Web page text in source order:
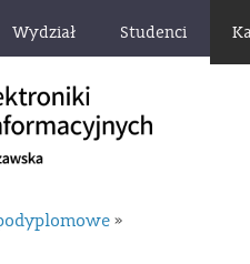
Wydział Studenci
»